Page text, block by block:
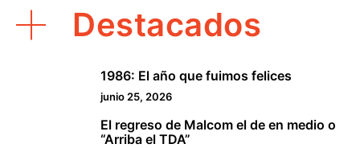
Destacados
1986: El año que fuimos felices
junio 25, 2026
El regreso de Malcom el de en medio o
“Arriba el TDA”